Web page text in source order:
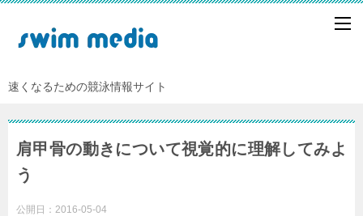
速くなるための競泳情報サイト
肩甲骨の動きについて視覚的に理解してみよ
う
公開日： 2016-05-04